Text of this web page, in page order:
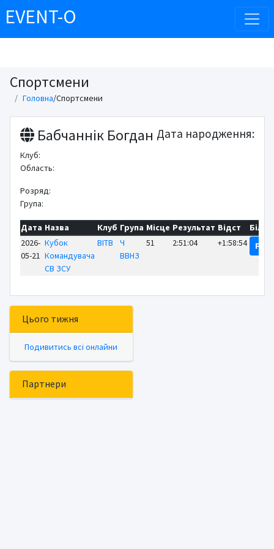
EVENT-O
Спортсмени
Головна/Спортсмени
Бабчаннік Богдан Дата народження:
Клуб:
Область:
Розряд:
Група:
Дата Назва Клуб Група Місце Результат Відст
2026-
05-21
Кубок
Командувача
СВ ЗСУ
ВІТВ
Ч
ВВНЗ
51 2:51:04 +1:58:54
Цього тижня
Подивитись всі онлайни
Партнери